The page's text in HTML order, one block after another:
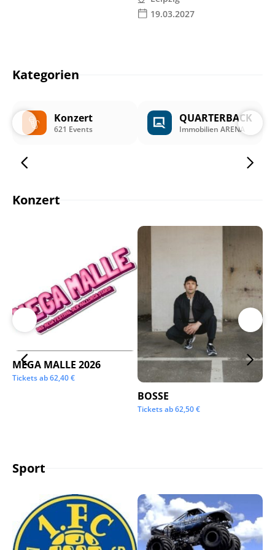
19.03.2027
Kategorien
Konzert
621 Events
QUARTERBACK
Immobilien ARENA
Konzert
MEGA MALLE 2026
Tickets ab62,40€
BOSSE
Tickets ab62,50€
Sport